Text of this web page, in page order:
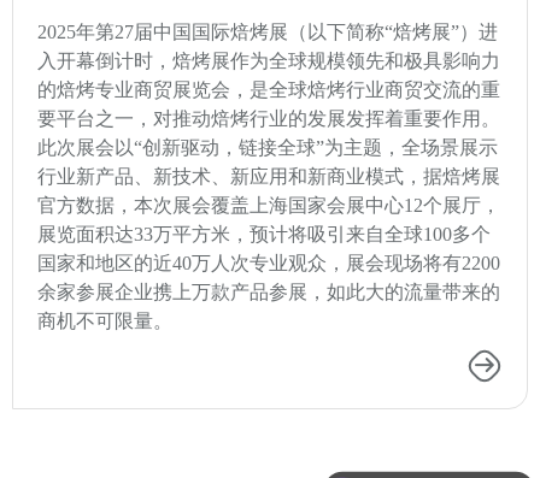
2025年第27届中国国际焙烤展（以下简称“焙烤展”）进
入开幕倒计时，焙烤展作为全球规模领先和极具影响力
的焙烤专业商贸展览会，是全球焙烤行业商贸交流的重
要平台之一，对推动焙烤行业的发展发挥着重要作用。
此次展会以“创新驱动，链接全球”为主题，全场景展示
行业新产品、新技术、新应用和新商业模式，据焙烤展
官方数据，本次展会覆盖上海国家会展中心12个展厅，
展览面积达33万平方米，预计将吸引来自全球100多个
国家和地区的近40万人次专业观众，展会现场将有2200
余家参展企业携上万款产品参展，如此大的流量带来的
商机不可限量。